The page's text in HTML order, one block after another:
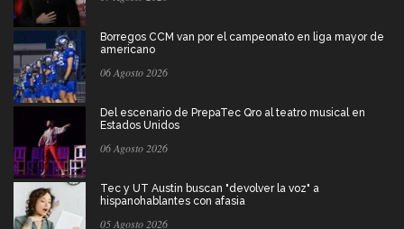
Borregos CCM van por el campeonato en liga mayor de
americano
06 Agosto 2026
Del escenario de PrepaTec Qro al teatro musical en
Estados Unidos
06 Agosto 2026
Tec y UT Austin buscan "devolver la voz" a
hispanohablantes con afasia
05 Agosto 2026